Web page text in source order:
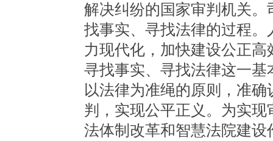
解决纠纷的国家审判机关
找事实、寻找法律的过程
力现代化，加快建设公正
寻找事实、寻找法律这一
以法律为准绳的原则，准
判，实现公平正义。为实
法体制改革和智慧法院建设